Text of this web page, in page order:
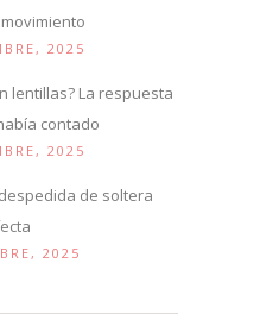
2025
lentillas? La respuesta
contado
2025
de soltera
2025